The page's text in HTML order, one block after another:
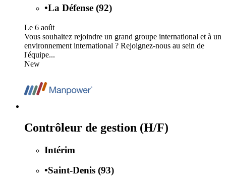
•La Défense (92)
Le 6 août
Vous souhaitez rejoindre un grand groupe international et à un
environnement international ? Rejoignez-nous au sein de
l'équipe...
New
Contrôleur de gestion (H/F)
Intérim
•Saint-Denis (93)